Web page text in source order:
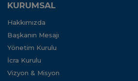
KURUMSAL
Hakkımızda
Başkanın Mesajı
Yönetim Kurulu
İcra Kurulu
Vizyon & Misyon